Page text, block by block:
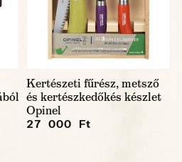
Kertészeti fűrész, metsző
és kertészkedőkés készlet
Opinel
27 000 Ft